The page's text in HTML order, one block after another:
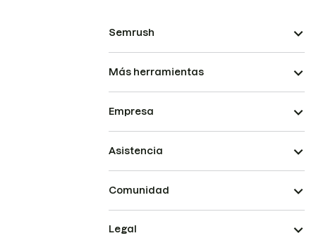
Semrush
Más herramientas
Empresa
Asistencia
Comunidad
Legal